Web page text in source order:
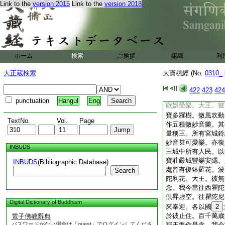
Link to the version 2015 Link to the version 2018
ホーム 検索 ご挨拶 組織 利
大正蔵検索
punctuation Hangul Eng
TextNo. Vol. Page
INBUDS
INBUDS(Bibliographic Database)
Search
Digital Dictionary of Buddhism
電子佛教辭典
大寶積經 (No. 0310_
422 423 424
摩花。拘物頭花。
上。一一池邊有八
端嚴殊妙。其階道
琉璃及馬瑙等。其
蔔花。阿輸伽花。
花。蘇摩那花。摩
是等陸地生花。無
歡娯受樂。大王。
寶多羅樹。微風吹
作五種微妙音樂。
量稱王。所有宮城
妙音甚可愛樂。亦
王城中所有人民。
寶莊嚴城豐樂安隱
處皆有優鉢羅花。
陀利花。大王。彼
念。我今當往西瞿
倶昇虚空。往瞿陀
來奉迎。各以國
2
於彼止住。百千萬